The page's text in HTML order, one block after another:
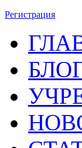
Регистрация